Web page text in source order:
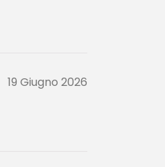
19 Giugno 2026